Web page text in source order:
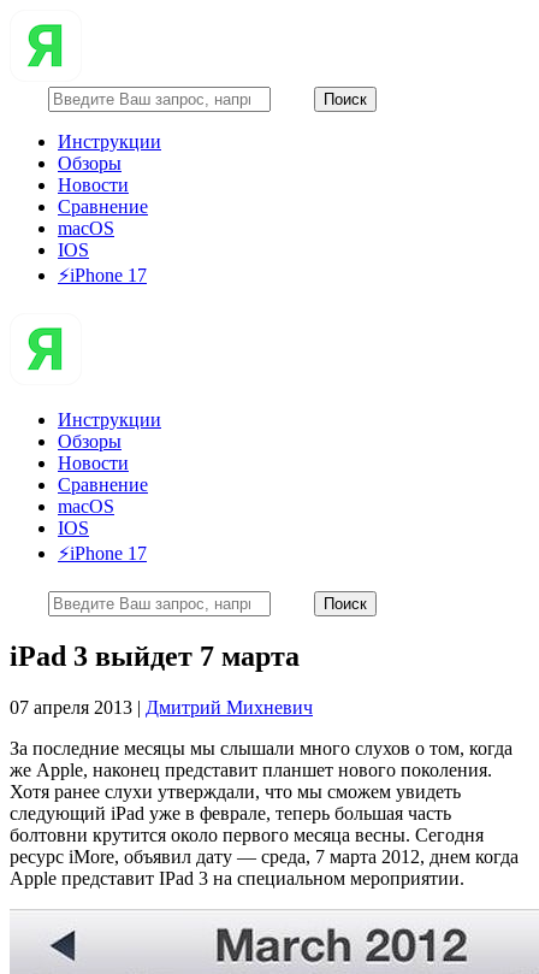
Инструкции
Обзоры
Новости
Сравнение
macOS
IOS
⚡️iPhone 17
Инструкции
Обзоры
Новости
Сравнение
macOS
IOS
⚡️iPhone 17
iPad 3 выйдет 7 марта
07 апреля 2013 | Дмитрий Михневич
За последние месяцы мы слышали много слухов о том, когда
же Apple, наконец представит планшет нового поколения.
Хотя ранее слухи утверждали, что мы сможем увидеть
следующий iPad уже в феврале, теперь большая часть
болтовни крутится около первого месяца весны. Сегодня
ресурс iMore, объявил дату — среда, 7 марта 2012, днем когда
Apple представит IPad 3 на специальном мероприятии.